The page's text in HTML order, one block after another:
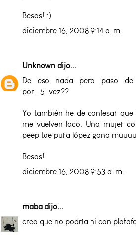
Besos! :)
diciembre 16, 2008 9:14 a. m.
Unknown dijo...
De eso nada...pero paso de
por...5ª vez??
Yo también he de confesar
me vuelven loco. Una mujer
peep toe pura lópez gana
Besos!
diciembre 16, 2008 9:53 a. m.
maba dijo...
creo que no podría ni con